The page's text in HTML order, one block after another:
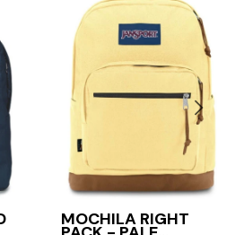
MOCHILA RIGHT